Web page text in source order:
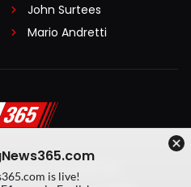
John Surtees
Mario Andretti
voorwaarden
is live!